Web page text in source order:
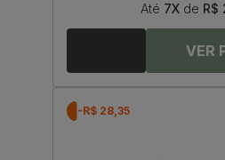
Até 7X de R$
-R$ 28,35